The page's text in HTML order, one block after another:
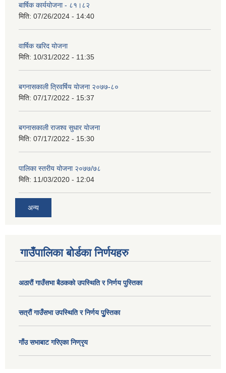
बार्षिक कार्ययोजना - ८१।८२
मिति: 07/26/2024 - 14:40
वार्षिक खरिद योजना
मिति: 10/31/2022 - 11:35
बगनासकाली त्रिवर्षिय याेजना २०७७-८०
मिति: 07/17/2022 - 15:37
बगनासकाली राजश्व सुधार याेजना
मिति: 07/17/2022 - 15:30
पालिका स्तरीय योजना २०७७/७८
मिति: 11/03/2020 - 12:04
अन्य
गाउँपालिका बोर्डका निर्णयहरु
अठाराैं गाउँसभा बैठकको उपस्थिति र निर्णय पुस्तिका
सत्राैं गाउँसभा उपस्थिति र निर्णय पुु्स्तिका
गाँउ सभाबाट गरिएका निण्रृय